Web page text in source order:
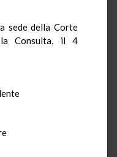
sede della Corte
Consulta, il 4